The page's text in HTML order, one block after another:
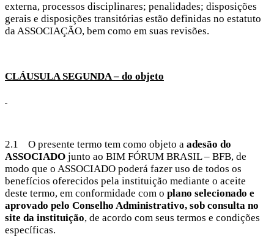
externa, processos disciplinares; penalidades; disposições
gerais e disposições transitórias estão definidas no estatuto
da ASSOCIAÇÃO, bem como em suas revisões.
CLÁUSULA SEGUNDA – do objeto
2.1 O presente termo tem como objeto a adesão do
ASSOCIADO junto ao BIM FÓRUM BRASIL – BFB, de
modo que o ASSOCIADO poderá fazer uso de todos os
benefícios oferecidos pela instituição mediante o aceite
deste termo, em conformidade com o plano selecionado e
aprovado pelo Conselho Administrativo, sob consulta no
site da instituição, de acordo com seus termos e condições
específicas.